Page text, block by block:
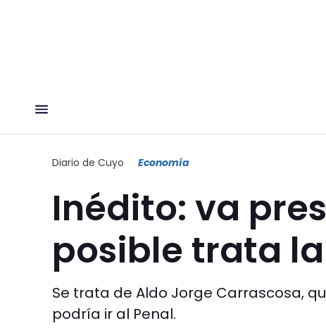
Diario de Cuyo Economía
Inédito: va
posible trata
Se trata de Aldo Jorge Carrascosa,
podría ir al Penal.